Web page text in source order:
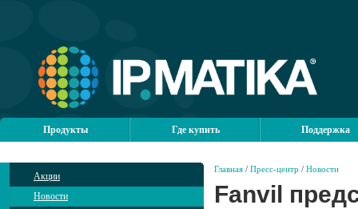
Продукты Где купить Поддержка
Акции
Новости
Главная / Пресс-центр / Новости
Fanvil